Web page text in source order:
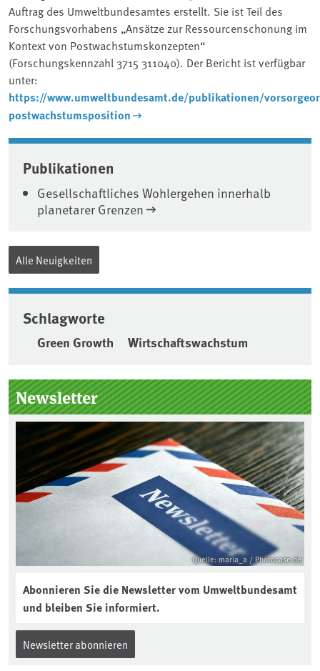
Auftrag des Umweltbundesamtes erstellt. Sie ist Teil des
Forschungsvorhabens „Ansätze zur Ressourcenschonung im
Kontext von Postwachstumskonzepten“
(Forschungskennzahl 3715 311040). Der Bericht ist verfügbar
unter:
https://www.umweltbundesamt.de/publikationen/
postwachstumsposition
Associated content
Publikationen
Gesellschaftliches Wohlergehen innerhalb
planetarer Grenzen
Alle Neuigkeiten
Schlagworte
Green Growth Wirtschaftswachstum
Seitenleiste
Newsletter
Quelle: maria_a / Photocase.de
Abonnieren Sie die Newsletter vom Umweltbundesamt
und bleiben Sie informiert.
Newsletter abonnieren